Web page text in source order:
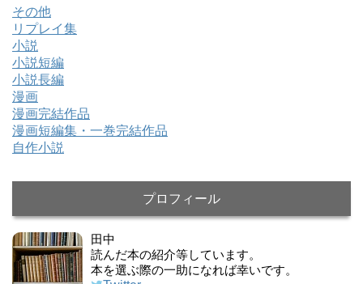
その他
リプレイ集
小説
小説短編
小説長編
漫画
漫画完結作品
漫画短編集・一巻完結作品
自作小説
プロフィール
田中
読んだ本の紹介等しています。
本を選ぶ際の一助になれば幸いです。